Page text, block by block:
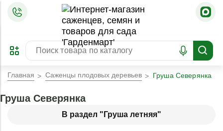
ПРЕДЗАКАЗ
ЗАБРОНИРОВАТЬ
ЛУЧШЕЕ
Главная Саженцы плодовых деревьев Груша Северянка
В раздел "Груша летняя"
Груша Северянка